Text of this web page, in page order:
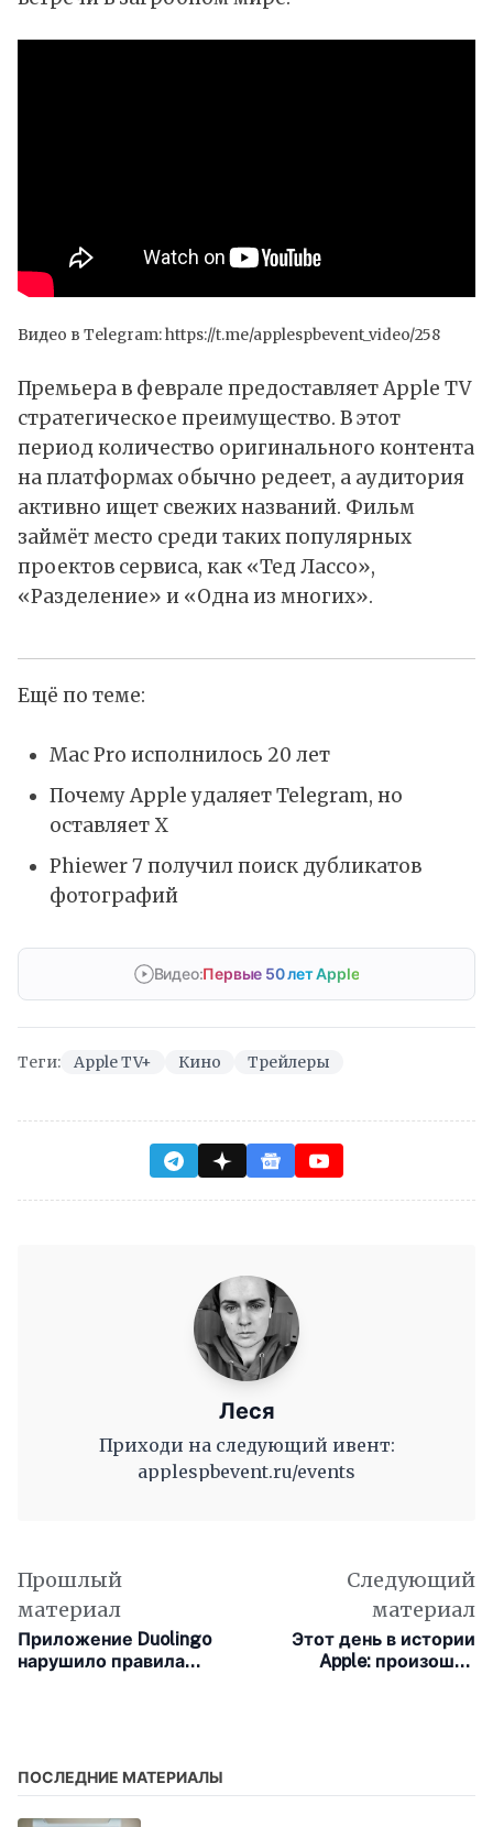
Видео в Telegram:https://t.me/applespbevent_video/258
Премьера в феврале предоставляет Apple TV
стратегическое преимущество. В этот
период количество оригинального контента
на платформах обычно редеет, а аудитория
активно ищет свежих названий. Фильм
займёт место среди таких популярных
проектов сервиса, как «Тед Лассо»,
«Разделение» и «Одна из многих».
Ещё по теме:
Mac Pro исполнилось 20 лет
Почему Apple удаляет Telegram, но
оставляет X
Phiewer 7 получил поиск дубликатов
фотографий
Видео:Первые 50 лет Apple
Теги: Apple TV+ Кино Трейлеры
Леся
Приходи на следующий ивент:
applespbevent.ru/events
Прошлый
материал
Приложение Duolingo
нарушило правила
Следующий
материал
Этот день в истории
Apple: произошла
ПОСЛЕДНИЕ МАТЕРИАЛЫ